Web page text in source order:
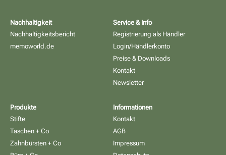
Nachhaltigkeit
Nachhaltigkeitsbericht
memoworld.de
Service & Info
Registrierung als Händler
Login/Händlerkonto
Preise & Downloads
Kontakt
Newsletter
Produkte
Stifte
Taschen + Co
Zahnbürsten + Co
Informationen
Kontakt
AGB
Impressum